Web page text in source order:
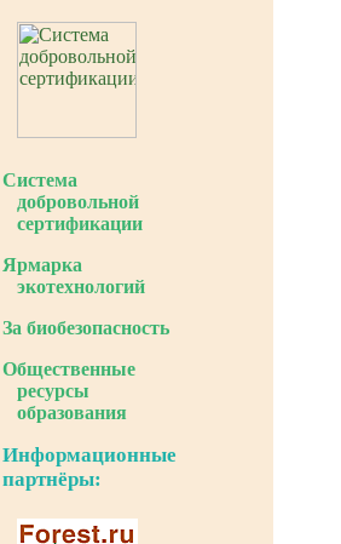
Система
добровольной
сертификации
Ярмарка
экотехнологий
За биобезопасность
Общественные
ресурсы
образования
Информационные
партнёры: